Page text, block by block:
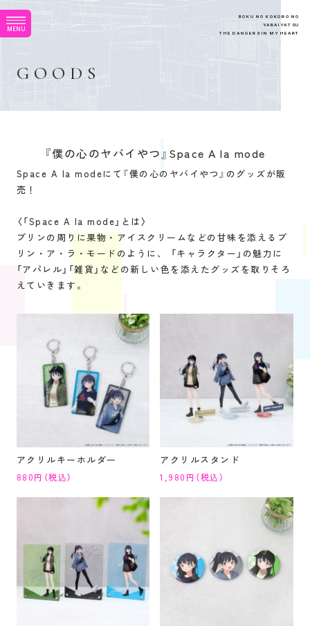
M EN U
BOK U N O K O KOR O N O
YABAIYAT SU
THE DANGER S IN M Y H E ART
G O O D S
『僕の心のヤバイやつ』Space A la mode
Space A la modeにて『僕の心のヤバイやつ』のグッズが販
売！
〈「Space A la mode」とは〉
プリンの周りに果物・アイスクリームなどの甘味を添えるプ
リン・ア・ラ・モードのように、 「キャラクター」の魅力に
「アパレル」「雑貨」などの新しい色を添えたグッズを取りそろ
えていきます。
アクリルキーホルダー
880円（税込）
アクリルスタンド
1,980円（税込）